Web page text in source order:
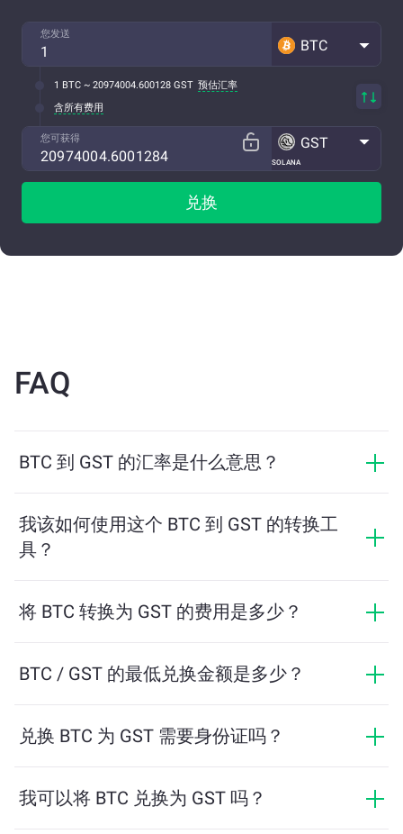
您发送
BTC
1 BTC ~ 20974004.600128 GST 预估汇率
含所有费用
您可获得
SOLANA
GST
兑换
FAQ
BTC 到 GST 的汇率是什么意思？
场行情、供需关系和流动性等因素实时波动。
我该如何使用这个 BTC 到 GST 的转换工
具？
可获得的 GST 数量。然后按照提示步骤完成交易即可。
将 BTC 转换为 GST 的费用是多少？
ChangeNOW 提供具有竞争力的费率，没有隐藏费用，
BTC / GST 的最低兑换金额是多少？
保顺利交易所需的最低金额。但在大多数情况下，最低
兑换 BTC 为 GST 需要身份证吗？
匿名。然而，如果您登录ChangeNOW Pro并完成验证，
我可以将 BTC 兑换为 GST 吗？